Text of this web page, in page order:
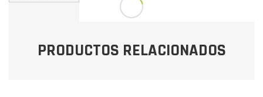
PRODUCTOS RELACIONADOS